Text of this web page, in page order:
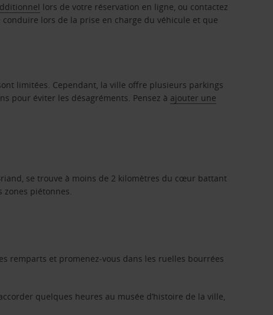
lors de votre réservation en ligne, ou contactez
lors de la prise en charge du véhicule et que
limitées. Cependant, la ville offre plusieurs parkings
pour éviter les désagréments. Pensez à ajouter une
se trouve à moins de 2 kilomètres du cœur battant
piétonnes.
remparts et promenez-vous dans les ruelles bourrées
quelques heures au musée d’histoire de la ville,